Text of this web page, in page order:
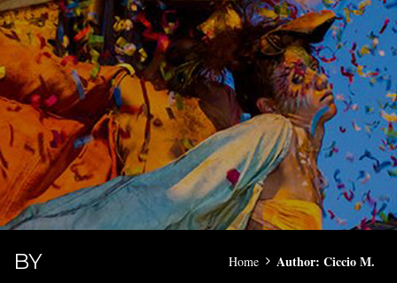
BY Home Author: Ciccio M.